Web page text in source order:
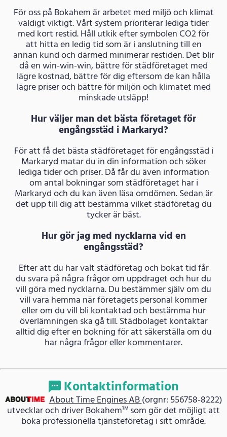
För oss på Bokahem är arbetet med miljö och klimat
väldigt viktigt. Vårt system prioriterar lediga tider
med kort restid. Håll utkik efter symbolen CO2 för
att hitta en ledig tid som är i anslutning till en
annan kund och därmed minimerar restiden. Det blir
då en win-win-win, bättre för städföretaget med
lägre kostnad, bättre för dig eftersom de kan hålla
lägre priser och bättre för miljön och klimatet med
minskade utsläpp!
Hur väljer man det bästa företaget för
engångsstäd i Markaryd?
För att få det bästa städföretaget för engångsstäd i
Markaryd matar du in din information och söker
lediga tider och priser. Då får du även information
om antal bokningar som städföretaget har i
Markaryd och du kan även läsa omdömen. Sedan är
det upp till dig att bestämma vilket städföretag du
tycker är bäst.
Hur gör jag med nycklarna vid en
engångsstäd?
Efter att du har valt städföretag och bokat tid får
du svara på några frågor om uppdraget och hur du
vill göra med nycklarna. Du bestämmer själv om du
vill vara hemma när företagets personal kommer
eller om du vill bli kontaktad och bestämma hur
överlämningen ska gå till. Städbolaget kontaktar
alltid dig efter en bokning för att säkerställa om du
har några frågor eller kommentarer.
Kontaktinformation
About Time Engines AB(orgnr: 556758-8222)
utvecklar och driver Bokahem™ som gör det möjligt att
boka professionella tjänsteföretag i sitt område.